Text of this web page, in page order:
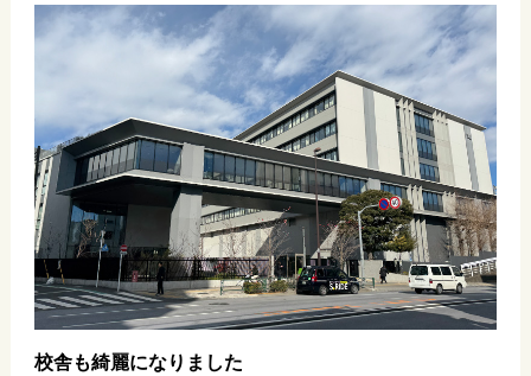
校舎も綺麗になりました